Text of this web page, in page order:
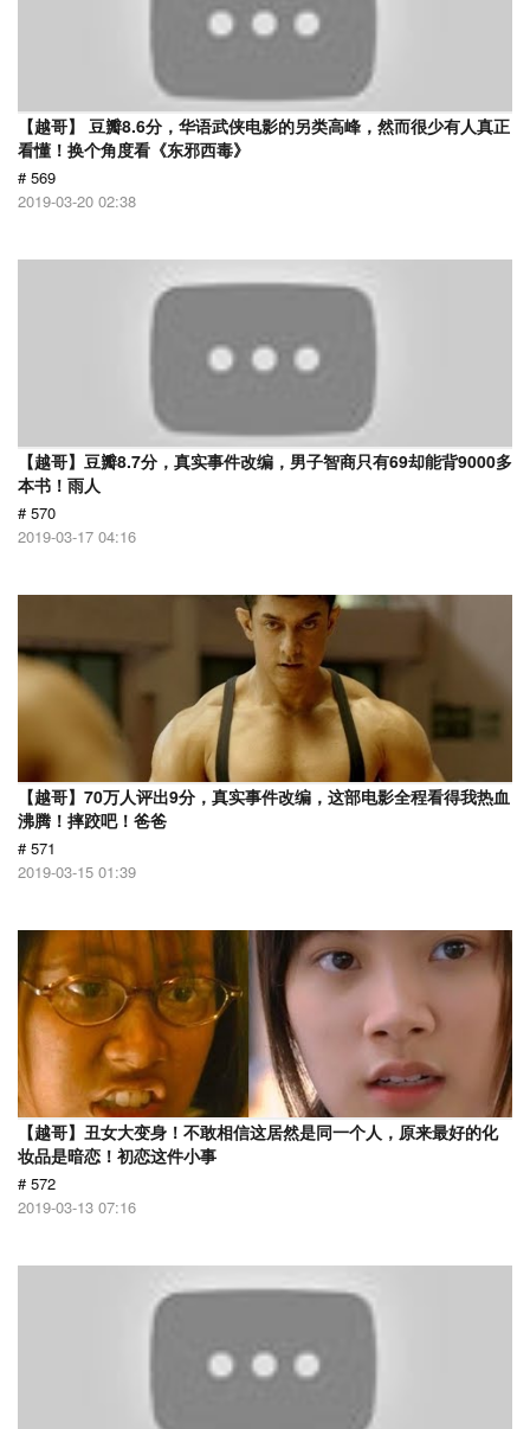
【越哥】 豆瓣8.6分，华语武侠电影的另类高峰，然而很少有人真正
看懂！换个角度看《东邪西毒》
# 569
2019-03-20 02:38
【越哥】豆瓣8.7分，真实事件改编，男子智商只有69却能背9000多
本书！雨人
# 570
2019-03-17 04:16
【越哥】70万人评出9分，真实事件改编，这部电影全程看得我热血
沸腾！摔跤吧！爸爸
# 571
2019-03-15 01:39
【越哥】丑女大变身！不敢相信这居然是同一个人，原来最好的化
妆品是暗恋！初恋这件小事
# 572
2019-03-13 07:16